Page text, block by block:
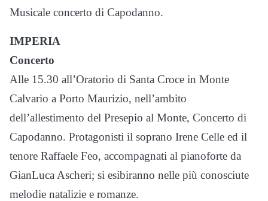
Musicale concerto di Capodanno.
IMPERIA
Concerto
Alle 15.30 all’Oratorio di Santa Croce in Monte
Calvario a Porto Maurizio, nell’ambito
dell’allestimento del Presepio al Monte, Concerto di
Capodanno. Protagonisti il soprano Irene Celle ed il
tenore Raffaele Feo, accompagnati al pianoforte da
GianLuca Ascheri; si esibiranno nelle più conosciute
melodie natalizie e romanze.